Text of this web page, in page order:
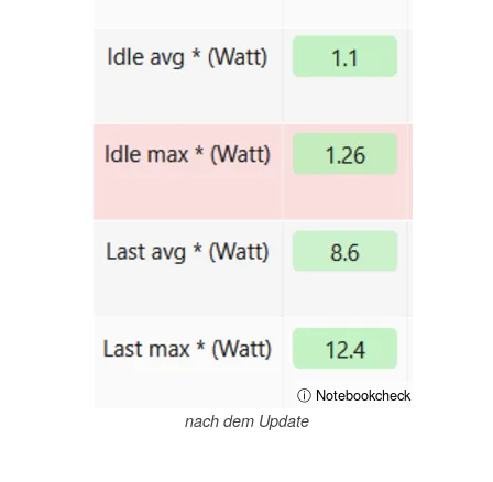
ⓘ Notebookcheck
nach dem Update